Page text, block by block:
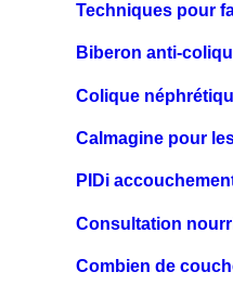
Techniques pour
Biberon anti-
Colique
Calmagine pour
PIDi
Consultation
Combien de